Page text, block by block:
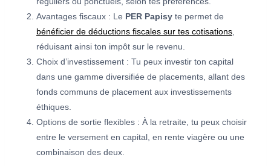
Avantages fiscaux : Le PER Papisy te permet de
bénéficier de déductions fiscales sur tes cotisations
réduisant ainsi ton impôt sur le revenu.
Choix d’investissement : Tu peux investir ton capital
dans une gamme diversifiée de placements, allant des
fonds communs de placement aux investissements
éthiques.
Options de sortie flexibles : À la retraite, tu peux choisir
entre le versement en capital, en rente viagère ou une
combinaison des deux.